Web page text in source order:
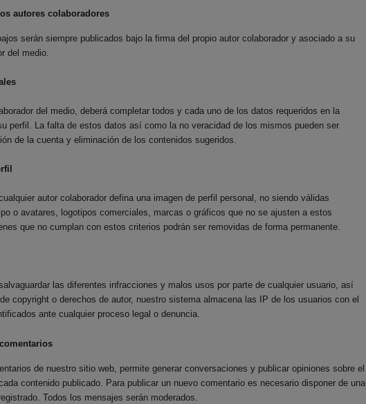
autores colaboradores
serán siempre publicados bajo la firma del propio autor colaborador y asociado a su
del medio.
del medio, deberá completar todos y cada uno de los datos requeridos en la
perfil. La falta de estos datos así como la no veracidad de los mismos pueden ser
de la cuenta y eliminación de los contenidos sugeridos.
autor colaborador defina una imagen de perfil personal, no siendo válidas
o avatares, logotipos comerciales, marcas o gráficos que no se ajusten a estos
que no cumplan con estos criterios podrán ser removidas de forma permanente.
las diferentes infracciones y malos usos por parte de cualquier usuario, así
copyright o derechos de autor, nuestro sistema almacena las IP de los usuarios con el
ante cualquier proceso legal o denuncia.
de nuestro sitio web, permite generar conversaciones y publicar opiniones sobre el
contenido publicado. Para publicar un nuevo comentario es necesario disponer de una
Todos los mensajes serán moderados.